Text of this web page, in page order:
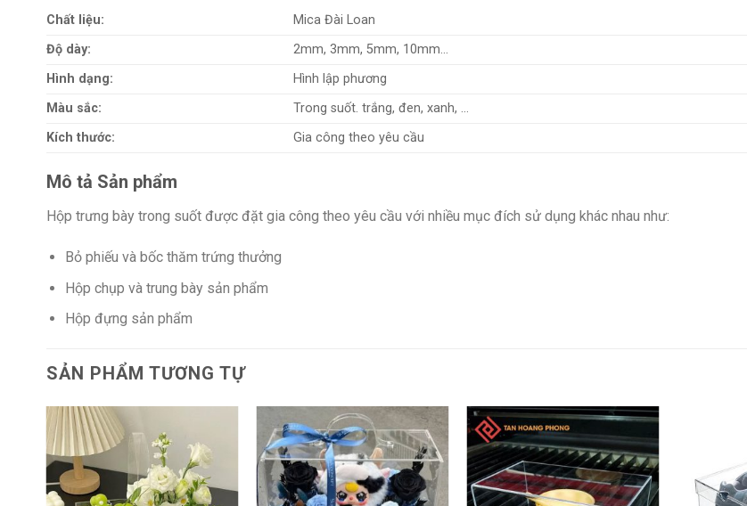
Chất liệu:
Mica Đài Loan
Độ dày:
2mm, 3mm, 5mm, 10mm…
Hình dạng:
Hình lập phương
Màu sắc:
Trong suốt. trắng, đen, xanh, …
Kích thước:
Gia công theo yêu cầu
Mô tả Sản phẩm
Hộp trưng bày trong suốt được đặt gia công theo yêu cầu với nhiều mục đích sử dụng khác nhau như:
Bỏ phiếu và bốc thăm trứng thưởng
Hộp chụp và trung bày sản phẩm
Hộp đựng sản phẩm
SẢN PHẨM TƯƠNG TỰ